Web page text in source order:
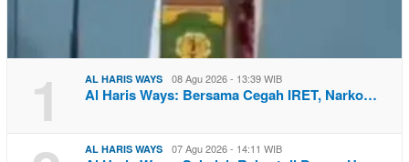
1 AL HARIS WAYS 08 Agu 2026 - 13:39 WIB
Al Haris Ways: Bersama Cegah IRET, Narko…
AL HARIS WAYS 07 Agu 2026 - 14:11 WIB